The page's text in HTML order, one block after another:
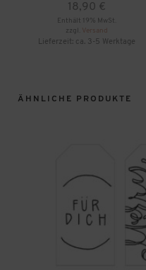
18,90 €
Enthält 19% MwSt.
zzgl. Versand
Lieferzeit: ca. 3-5 Werktage
ÄHNLICHE PRODUKTE